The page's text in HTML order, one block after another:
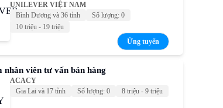
UNILEVER VIỆT NAM
Bình Dương và 36 tỉnh
Số lượng: 0
10 triệu - 19 triệu
Ứng tuyển
nhân viên tư vấn bán hàng
ACACY
Gia Lai và 17 tỉnh
Số lượng: 0 8 triệu - 9 triệu